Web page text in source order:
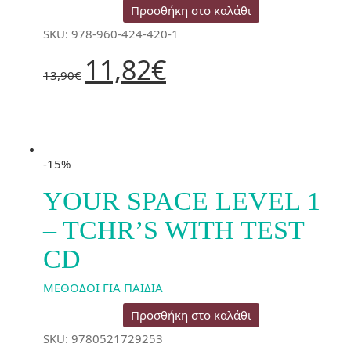
Προσθήκη στο καλάθι
SKU: 978-960-424-420-1
13,90€
Original
was:
11,82€Η
τρέχουσα
τιμή
-15%
YOUR SPACE LEVEL 1
– TCHR’S WITH TEST
CD
ΜΕΘΟΔΟΙ ΓΙΑ ΠΑΙΔΙΑ
Προσθήκη στο καλάθι
SKU: 9780521729253